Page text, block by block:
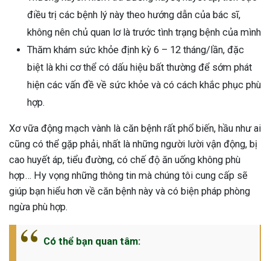
điều trị các bệnh lý này theo hướng dẫn của bác sĩ,
không nên chủ quan lơ là trước tình trạng bệnh của mình
Thăm khám sức khỏe định kỳ 6 – 12 tháng/lần, đặc
biệt là khi cơ thể có dấu hiệu bất thường để sớm phát
hiện các vấn đề về sức khỏe và có cách khắc phục phù
hợp.
Xơ vữa động mạch vành là căn bệnh rất phổ biến, hầu như ai
cũng có thể gặp phải, nhất là những người lười vận động, bị
cao huyết áp, tiểu đường, có chế độ ăn uống không phù
hợp… Hy vọng những thông tin mà chúng tôi cung cấp sẽ
giúp bạn hiểu hơn về căn bệnh này và có biện pháp phòng
ngừa phù hợp.
Có thể bạn quan tâm: